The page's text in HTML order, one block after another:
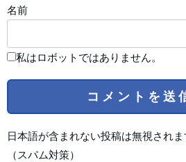
名前
私はロボットではありません。
日本語が含まれない投稿は無視されま
（スパム対策）